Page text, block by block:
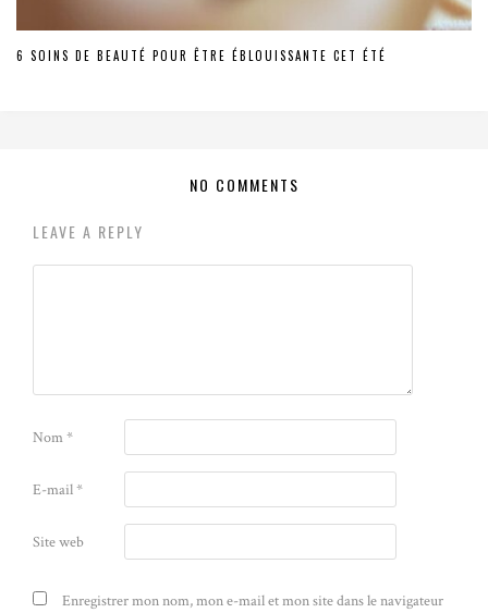
6 SOINS DE BEAUTÉ POUR ÊTRE ÉBLOUISSANTE CET ÉTÉ
NO COMMENTS
LEAVE A REPLY
Nom*
E-mail*
Site web
Enregistrer mon nom, mon e-mail et mon site dans le navigateur